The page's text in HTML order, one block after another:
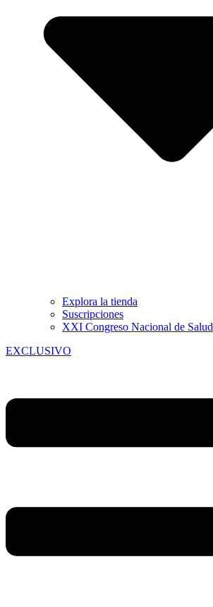
Explora la tienda
Suscripciones
XXI Congreso Nacional de Salud
EXCLUSIVO